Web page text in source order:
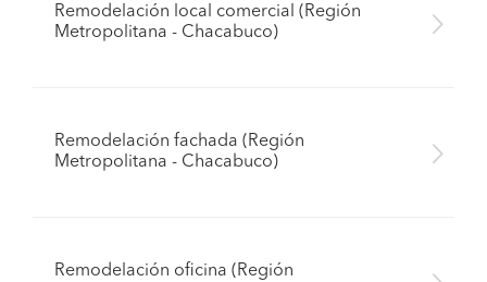
Remodelación local comercial (Región
Metropolitana - Chacabuco)
Remodelación fachada (Región
Metropolitana - Chacabuco)
Remodelación oficina (Región